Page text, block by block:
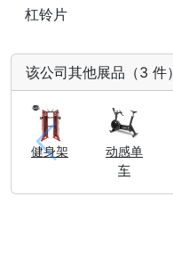
杠铃片
该公司其他展品（3 件）
健身架
动感单
车